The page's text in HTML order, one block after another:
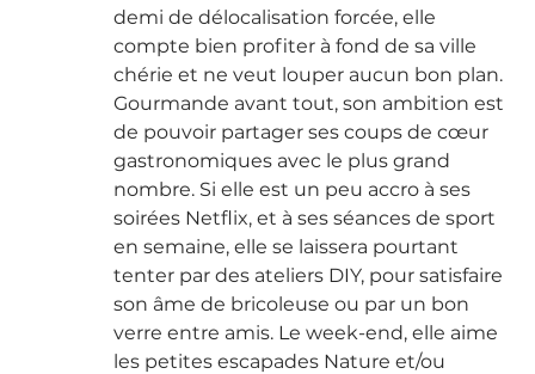
demi de délocalisation forcée, elle
compte bien profiter à fond de sa ville
chérie et ne veut louper aucun bon plan.
Gourmande avant tout, son ambition est
de pouvoir partager ses coups de cœur
gastronomiques avec le plus grand
nombre. Si elle est un peu accro à ses
soirées Netflix, et à ses séances de sport
en semaine, elle se laissera pourtant
tenter par des ateliers DIY, pour satisfaire
son âme de bricoleuse ou par un bon
verre entre amis. Le week-end, elle aime
les petites escapades Nature et/ou